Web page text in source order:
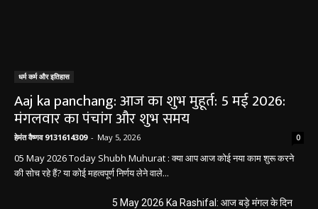
धर्म कर्म और इतिहास
Aaj ka panchang: आज का शुभ मुहूर्त: 5 मई 2026:
मंगलवार का पंचांग और शुभ समय
हेमंत वैष्णव 9131614309 - May 5, 2026 0
05 May 2026 Today Shubh Muhurat : क्या आप आज कोई नया काम शुरू करने
की सोच रहे हैं? या कोई महत्वपूर्ण निर्णय लेने वाले...
5 May 2026 Ka Rashifal: आज बड़े मंगल के दिन